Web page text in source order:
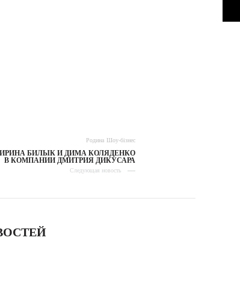
Родина Шоу-бізнес
ИРИНА БИЛЫК И ДИМА КОЛЯДЕНКО
В КОМПАНИИ ДМИТРИЯ ДИКУСАРА
Следующая новость